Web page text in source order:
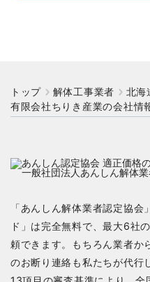
トップ 解体工事業者 北海
有限会社ちりき産業の会社情
「あんしん解体業者認定協
ド」は完全無料で、最大6社
頼できます。もちろん業者か
のお断り連絡も私たちが代行